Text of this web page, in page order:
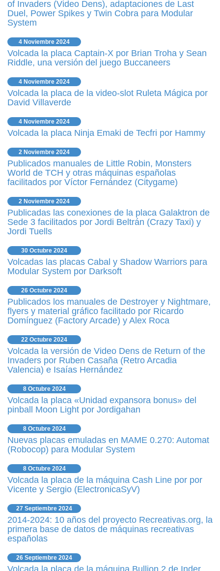
of Invaders (Video Dens), adaptaciones de Last
Duel, Power Spikes y Twin Cobra para Modular
System
4 Noviembre 2024
Volcada la placa Captain-X por Brian Troha y Sean
Riddle, una versión del juego Buccaneers
4 Noviembre 2024
Volcada la placa de la video-slot Ruleta Mágica por
David Villaverde
4 Noviembre 2024
Volcada la placa Ninja Emaki de Tecfri por Hammy
2 Noviembre 2024
Publicados manuales de Little Robin, Monsters
World de TCH y otras máquinas españolas
facilitados por Víctor Fernández (Citygame)
2 Noviembre 2024
Publicadas las conexiones de la placa Galaktron de
Sede 3 facilitados por Jordi Beltrán (Crazy Taxi) y
Jordi Tuells
30 Octubre 2024
Volcadas las placas Cabal y Shadow Warriors para
Modular System por Darksoft
26 Octubre 2024
Publicados los manuales de Destroyer y Nightmare,
flyers y material gráfico facilitado por Ricardo
Domínguez (Factory Arcade) y Alex Roca
22 Octubre 2024
Volcada la versión de Video Dens de Return of the
Invaders por Ruben Casaña (Retro Arcadia
Valencia) e Isaías Hernández
8 Octubre 2024
Volcada la placa «Unidad expansora bonus» del
pinball Moon Light por Jordigahan
8 Octubre 2024
Nuevas placas emuladas en MAME 0.270: Automat
(Robocop) para Modular System
8 Octubre 2024
Volcada la placa de la máquina Cash Line por por
Vicente y Sergio (ElectronicaSyV)
27 Septiembre 2024
2014-2024: 10 años del proyecto Recreativas.org, la
primera base de datos de máquinas recreativas
españolas
26 Septiembre 2024
Volcada la placa de la máquina Bullion 2 de Inder